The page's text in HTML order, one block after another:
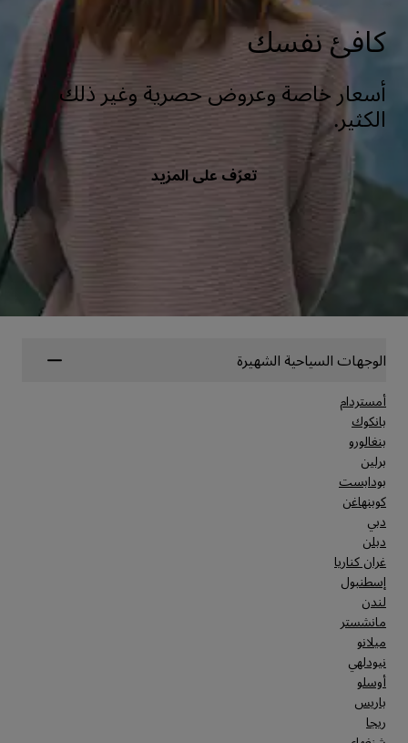
كافئ نفسك
أسعار خاصة وعروض حصرية وغير ذلك
الكثير.
تعرّف على المزيد
الوجهات السياحية الشهيرة
أمستردام
بانكوك
بنغالورو
برلين
بودابست
كوبنهاغن
دبي
دبلن
غران كناريا
إسطنبول
لندن
مانشستر
ميلانو
نيودلهي
أوسلو
باريس
ريجا